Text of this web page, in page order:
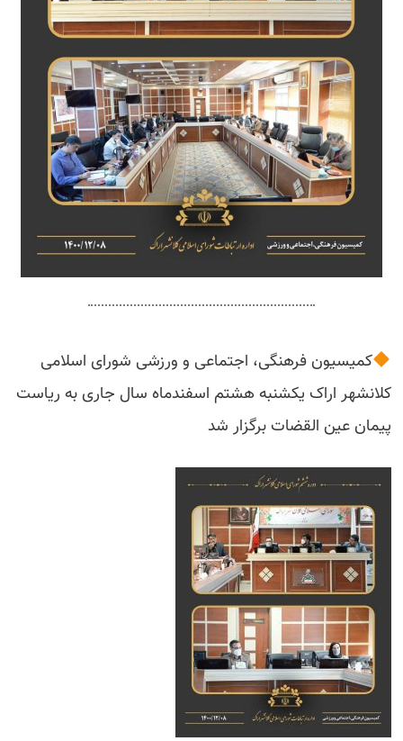
کمیسیون فرهنگی، اجتماعی و‌ ورزشی شورای اسلامی
کلانشهر اراک یکشنبه هشتم اسفندماه سال جاری به ریاست
پیمان عین القضات برگزار شد